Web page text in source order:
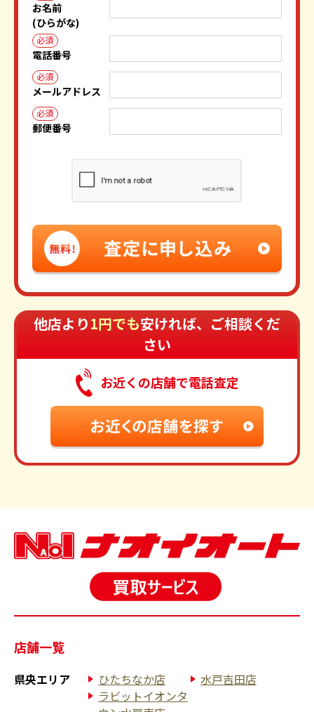
お名前
(ひらがな)
必須
電話番号
必須
メールアドレス
必須
郵便番号
他店より1円でも安ければ、ご相談くだ
さい
お近くの店舗で電話査定
店舗一覧
県央エリア ひたちなか店
水戸吉田店
ラビットイオンタ